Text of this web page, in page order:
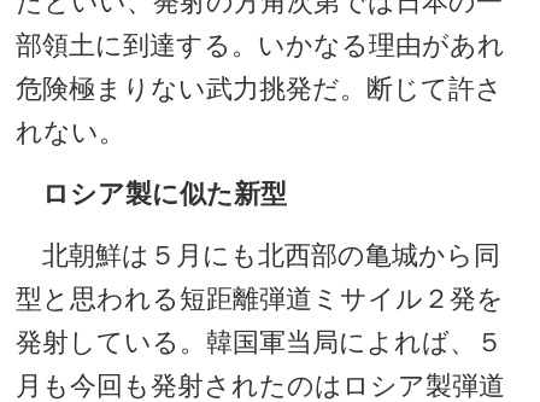
部領土に到達する。いかなる理由があれ
危険極まりない武力挑発だ。断じて許さ
れない。
ロシア製に似た新型
北朝鮮は５月にも北西部の亀城から同
型と思われる短距離弾道ミサイル２発を
発射している。韓国軍当局によれば、５
月も今回も発射されたのはロシア製弾道